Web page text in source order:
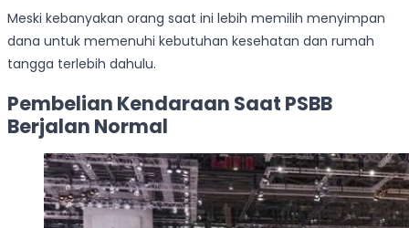
Meski kebanyakan orang saat ini lebih memilih menyimpan
dana untuk memenuhi kebutuhan kesehatan dan rumah
tangga terlebih dahulu.
Pembelian Kendaraan Saat PSBB
Berjalan Normal